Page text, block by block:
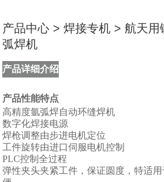
产品中心 > 焊接专机 > 航天用
弧焊机
产品详细介绍
产品性能特点
高精度氩弧焊自动环缝焊机
数字化焊接电源
焊枪调整由步进电机定位
工件旋转由进口伺服电机控制
PLC控制全过程
弹性夹头夹紧工件，保证圆度，特适